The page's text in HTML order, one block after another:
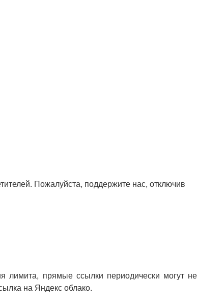
Пожалуйста, поддержите нас, отключив
лимита, прямые ссылки периодически могут не
на Яндекс облако.